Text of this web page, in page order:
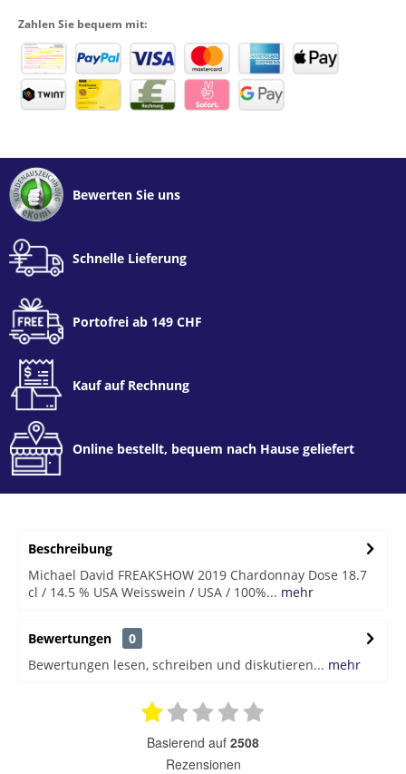
Zahlen Sie bequem mit:
Bewerten Sie uns
Schnelle Lieferung
Portofrei ab 149 CHF
Kauf auf Rechnung
Online bestellt, bequem nach Hause geliefert
Beschreibung
Michael David FREAKSHOW 2019 Chardonnay Dose 18.7
cl / 14.5 % USA Weisswein / USA / 100%... mehr
Bewertungen
0
Bewertungen lesen, schreiben und diskutieren... mehr
basierend auf 2508
Rezensionen